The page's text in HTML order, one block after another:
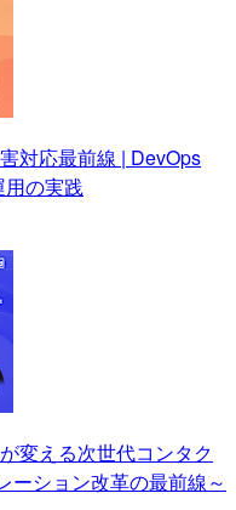
対応最前線 | DevOps
の実践
変える次世代コンタク
ーション改革の最前線～